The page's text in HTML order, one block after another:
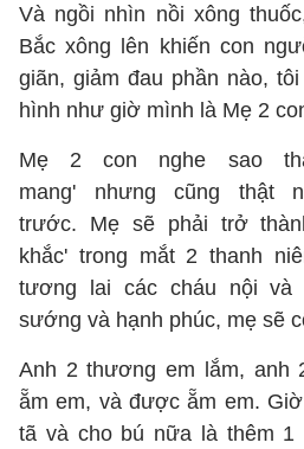
Và ngồi nhìn nồi xông
Bắc xông lên khiến con
giãn, giảm đau phần nào,
hình như giờ mình là Mẹ 2
Mẹ 2 con nghe sao
mang' nhưng cũng thật
trước. Mẹ sẽ phải trở
khắc' trong mắt 2 thanh
tương lai các cháu nội và
sướng và hạnh phúc, mẹ sẽ
Anh 2 thương em lắm, anh
ẵm em, và được ẵm em.
tã và cho bú nữa là thêm